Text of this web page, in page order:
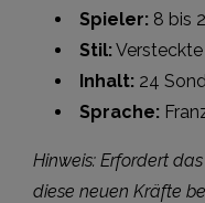
Spieler: 8 bis
Stil:
Inhalt: 24
Sprache:
Hinweis: Erfordert
diese neuen Kräfte